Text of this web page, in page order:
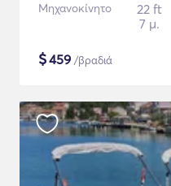
Μηχανοκίνητο
22 ft
7 μ.
$459 /βραδιά